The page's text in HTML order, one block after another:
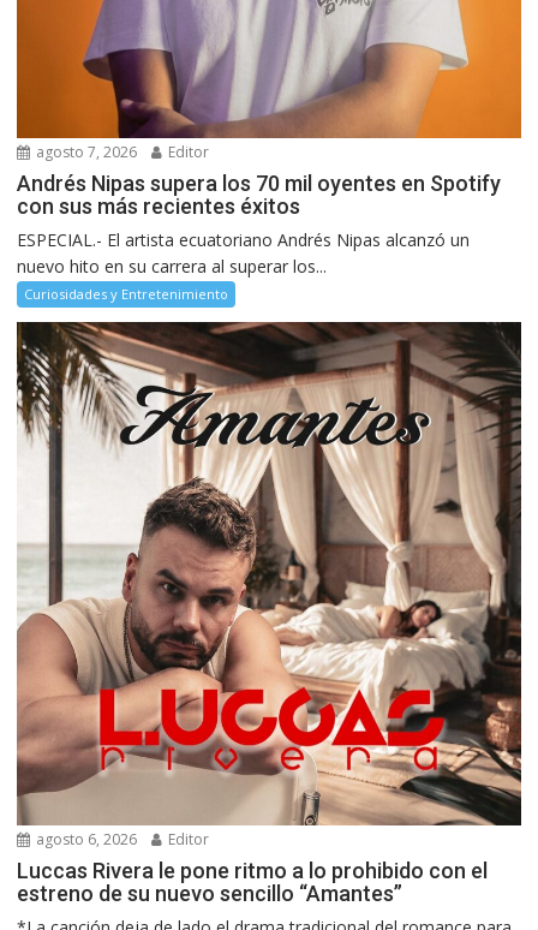
agosto 7, 2026 Editor
Andrés Nipas supera los 70 mil oyentes en Spotify
con sus más recientes éxitos
ESPECIAL.- El artista ecuatoriano Andrés Nipas alcanzó un
nuevo hito en su carrera al superar los...
Curiosidades y Entretenimiento
agosto 6, 2026 Editor
Luccas Rivera le pone ritmo a lo prohibido con el
estreno de su nuevo sencillo “Amantes”